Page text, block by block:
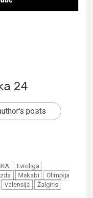
24
posts
Evroliga
Makabi
Olimpija
Valensija
Žalgiris